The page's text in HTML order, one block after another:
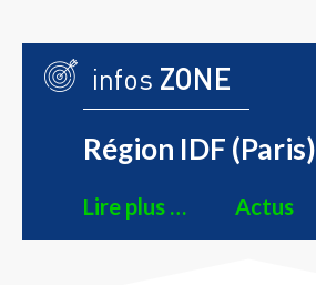
infos ZONE
Région IDF (Paris)
Lire plus … Actus